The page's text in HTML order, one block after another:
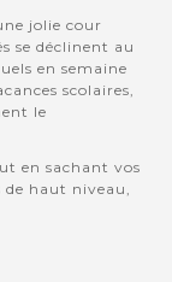
jolie cour
se déclinent au
en semaine
scolaires,
le
en sachant vos
de haut niveau,